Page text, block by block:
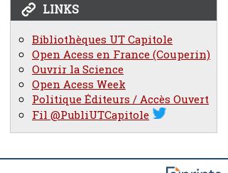
LINKS
Bibliothèques UT Capitole
Open Acess en France (Couperin)
Ouvrir la Science
Open Acess Week
Politique Éditeurs / Accès Ouvert
Fil @PubliUTCapitole